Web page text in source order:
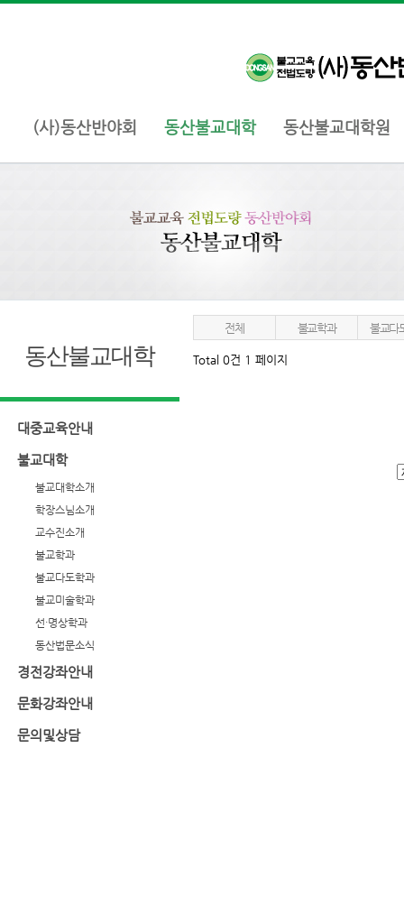
(사)동산반야회 동산불교대학 동산불교대학원
동산불교대학
대중교육안내
불교대학
불교대학소개
학장스님소개
교수진소개
불교학과
불교다도학과
불교미술학과
선·명상학과
동산법문소식
경전강좌안내
문화강좌안내
문의및상담
전체 불교학과 불교다
Total 0건 1 페이지